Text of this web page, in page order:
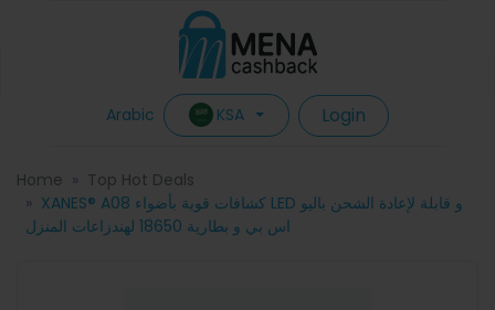
Arabic KSA Login
Home
Top Hot Deals
XANES® A08 كشافات قوية بأضواء LED و قابلة لإعادة الشحن باليو
اس بي و بطارية 18650 لهندزاعات المنزل